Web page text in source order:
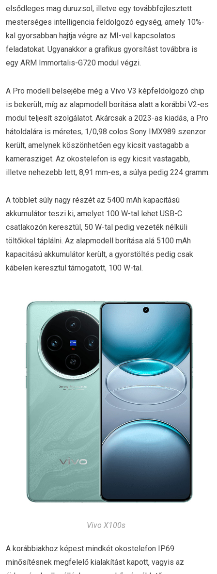
elsődleges mag duruzsol, illetve egy továbbfejlesztett
mesterséges intelligencia feldolgozó egység, amely 10%-
kal gyorsabban hajtja végre az MI-vel kapcsolatos
feladatokat. Ugyanakkor a grafikus gyorsítást továbbra is
egy ARM Immortalis-G720 modul végzi.
A Pro modell belsejébe még a Vivo V3 képfeldolgozó chip
is bekerült, míg az alapmodell borítása alatt a korábbi V2-es
modul teljesít szolgálatot. Akárcsak a 2023-as kiadás, a Pro
hátoldalára is méretes, 1/0,98 colos Sony IMX989 szenzor
került, amelynek köszönhetően egy kicsit vastagabb a
kamerasziget. Az okostelefon is egy kicsit vastagabb,
illetve nehezebb lett, 8,91 mm-es, a súlya pedig 224 gramm.
A többlet súly nagy részét az 5400 mAh kapacitású
akkumulátor teszi ki, amelyet 100 W-tal lehet USB-C
csatlakozón keresztül, 50 W-tal pedig vezeték nélküli
töltőkkel táplálni. Az alapmodell borítása alá 5100 mAh
kapacitású akkumulátor került, a gyorstöltés pedig csak
kábelen keresztül támogatott, 100 W-tal.
Vivo X100s
A korábbiakhoz képest mindkét okostelefon IP69
minősítésnek megfelelő kialakítást kapott, vagyis az